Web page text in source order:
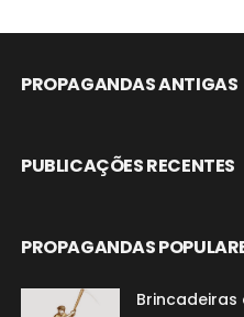
PROPAGANDAS ANTIGAS
PUBLICAÇÕES RECENTES
PROPAGANDAS
Brincadeiras